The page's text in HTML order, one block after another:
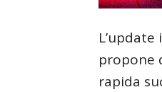
propone
rapida